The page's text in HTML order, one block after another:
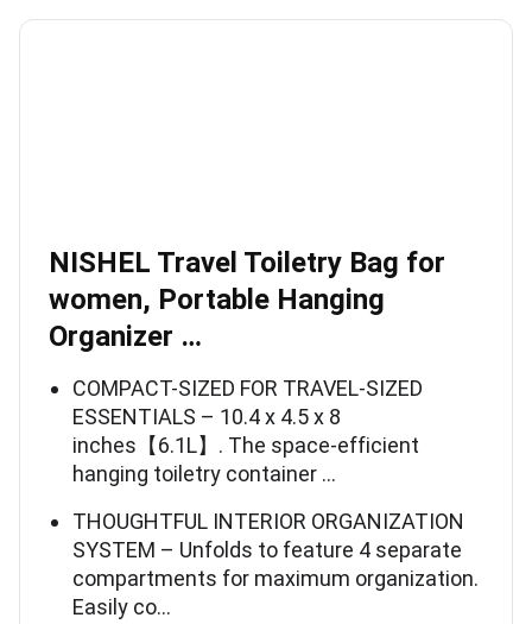
NISHEL Travel Toiletry Bag for
women, Portable Hanging
Organizer …
COMPACT-SIZED FOR TRAVEL-SIZED
ESSENTIALS – 10.4 x 4.5 x 8
inches【6.1L】. The space-efficient
hanging toiletry container …
THOUGHTFUL INTERIOR ORGANIZATION
SYSTEM – Unfolds to feature 4 separate
compartments for maximum organization.
Easily co…